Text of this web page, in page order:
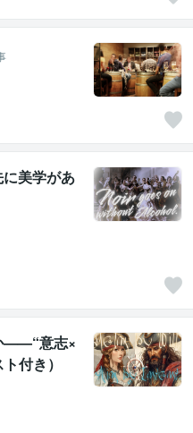
に美学があ
——“意志×
付き）